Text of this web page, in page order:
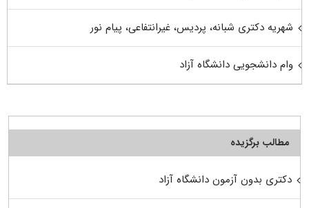
شهریه دکتری شبانه، پردیس، غیرانتفاعی، پیام نور
وام دانشجویی دانشگاه آزاد
مطالب برگزیده
دکتری بدون آزمون دانشگاه آزاد